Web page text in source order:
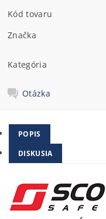
Kód tovaru
Značka
Kategória
Otázka
POPIS
DISKUSIA